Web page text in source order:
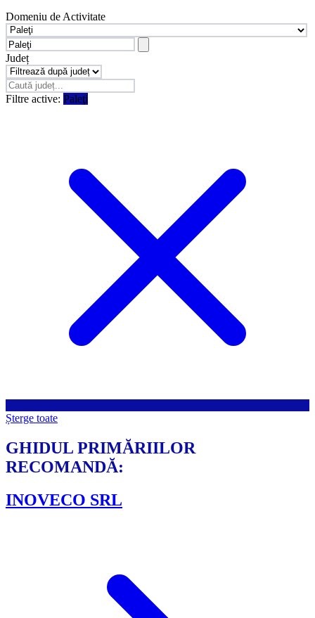
Domeniu de Activitate
Județ
Filtre active: Paleţi
Șterge toate
GHIDUL PRIMĂRIILOR
RECOMANDĂ:
INOVECO SRL